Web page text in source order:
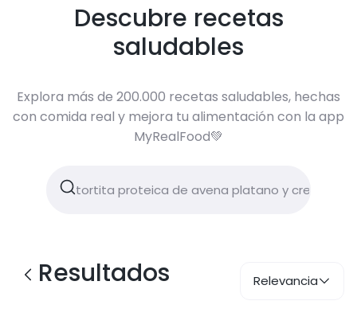
Descubre recetas
saludables
Explora más de 200.000 recetas saludables, hechas
con comida real y mejora tu alimentación con la app
MyRealFood💚
Resultados Relevancia